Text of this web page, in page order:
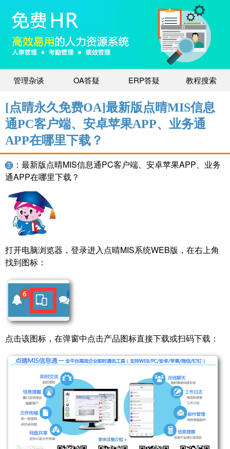
管理杂谈 OA答疑 ERP答疑 教程搜索
[点晴永久免费OA]最新版点晴MIS信息
通PC客户端、安卓苹果APP、业务通
APP在哪里下载？
：最新版点晴MIS信息通PC客户端、安卓苹果APP、业务
通APP在哪里下载？
打开电脑浏览器，登录进入点晴MIS系统WEB版，在右上角
找到图标：
点击该图标，在弹窗中点击产品图标直接下载或扫码下载：